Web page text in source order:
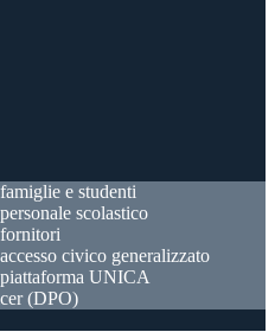
e studenti
scolastico
civico generalizzato
UNICA
(DPO)